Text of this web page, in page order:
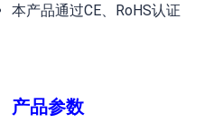
本产品通过CE、RoHS认证
产品参数